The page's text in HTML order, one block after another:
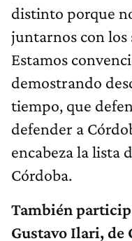
distinto porque
juntarnos con los
Estamos
demostrando
tiempo, que
defender a
encabeza la lista
Córdoba.
También
Gustavo Ilari, de